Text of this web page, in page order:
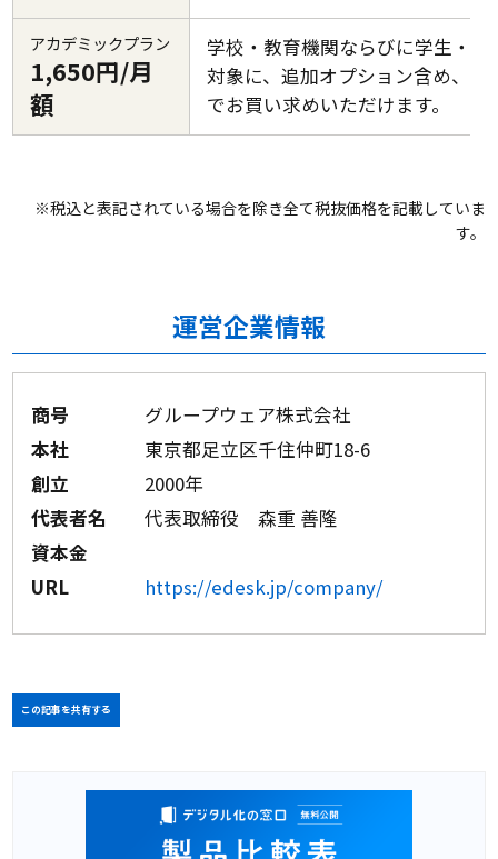
アカデミックプラン
1,650円/月
額
学校・教育機関ならびに学生・教
対象に、追加オプション含め、割
でお買い求めいただけます。
※税込と表記されている場合を除き全て税抜価格を記載していま
す。
運営企業情報
商号
グループウェア株式会社
本社
東京都足立区千住仲町18-6
創立
2000年
代表者名
代表取締役 森重 善隆
資本金
URL
https://edesk.jp/company/
この記事を共有する